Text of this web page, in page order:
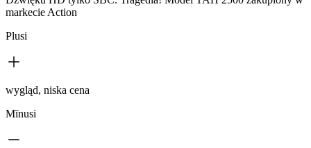
markecie Action
Plusi
wygląd, niska cena
Mīnusi